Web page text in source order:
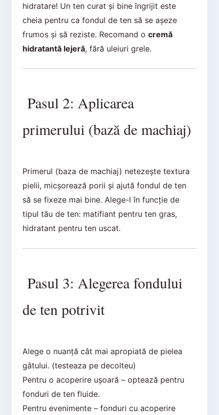
hidratare! Un ten curat și bine îngrijit este
cheia pentru ca fondul de ten să se așeze
frumos și să reziste. Recomand o cremă
hidratantă lejeră, fără uleiuri grele.
Pasul 2: Aplicarea
primerului (bază de machiaj)
Primerul (baza de machiaj) netezește textura
pielii, micșorează porii și ajută fondul de ten
să se fixeze mai bine. Alege-l în funcție de
tipul tău de ten: matifiant pentru ten gras,
hidratant pentru ten uscat.
Pasul 3: Alegerea fondului
de ten potrivit
Alege o nuanță cât mai apropiată de pielea
gâtului. (testeaza pe decolteu)
Pentru o acoperire ușoară – optează pentru
fonduri de ten fluide.
Pentru evenimente – fonduri cu acoperire